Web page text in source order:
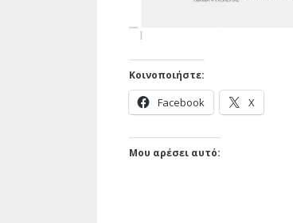
Κοινοποιήστε:
Facebook X
Μου αρέσει αυτό: